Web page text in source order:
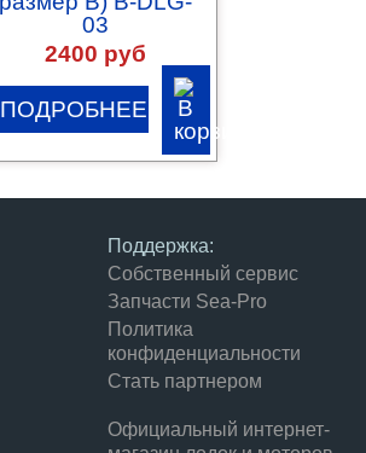
2400 руб
ПОДРОБНЕЕ
Поддержка:
Собственный сервис
Запчасти Sea-Pro
Политика
конфиденциальности
Стать партнером
Официальный интернет-